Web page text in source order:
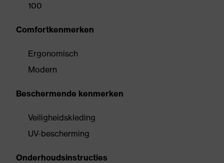
100
Comfortkenmerken
Ergonomisch
Modern
Beschermende kenmerken
Veiligheidskleding
UV-bescherming
Onderhoudsinstructies